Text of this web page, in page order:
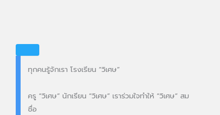
ทุกคนรู้จักเรา โรงเรียน “วิเศษ”
ครู “วิเศษ” นักเรียน “วิเศษ” เราร่วมใจทำให้ “วิเศษ” สม
ชื่อ